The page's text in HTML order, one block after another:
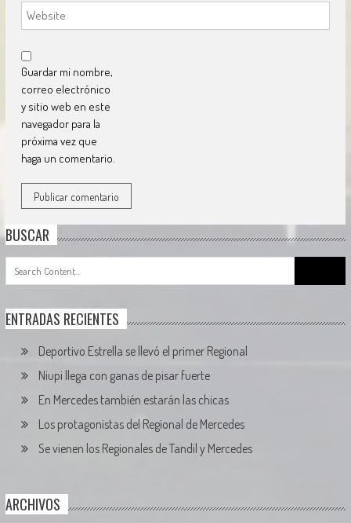
Guardar mi nombre,
correo electrónico
y sitio web en este
navegador para la
próxima vez que
haga un comentario.
BUSCAR
for:
ENTRADAS RECIENTES
Deportivo Estrella se llevó el primer Regional
Niupi llega con ganas de pisar fuerte
En Mercedes también estarán las chicas
Los protagonistas del Regional de Mercedes
Se vienen los Regionales de Tandil y Mercedes
ARCHIVOS